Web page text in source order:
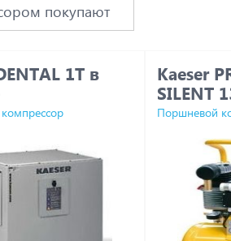
покупают
1T в
Kaeser
SILENT
Поршневой